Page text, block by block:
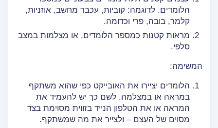
הלומדים. לדוגמה: קוביות, עכבר מחשב, אוזניות,
קלמר, בובה, פרי וכדומה.
מראות קטנות כמספר הלומדים, או מצלמות במצב
סלפי.
המשימה:
הלומדים יציירו את האובייקט כפי שהוא משתקף
במראה או במצלמה. לשם כך יש להעמיד את
המראה או את הטלפון הנייד בזווית מסוימת בצד
מסוים של העצם – ולצייר את מה שמשתקף.